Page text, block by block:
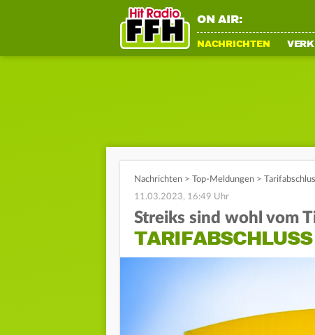
ON AIR:
NACHRICHTEN
Nachrichten > Top-Meldungen >
11.03.2023, 16:49 Uhr
Streiks sind wohl vom